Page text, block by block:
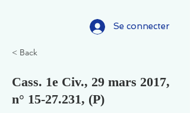
Se connecter
< Back
Cass. 1e Civ., 29 mars 2017,
n° 15-27.231, (P)